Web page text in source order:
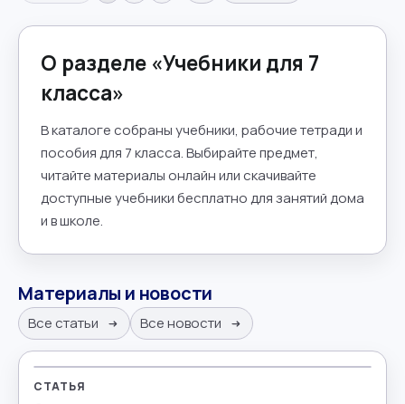
О разделе «Учебники для 7
класса»
В каталоге собраны учебники, рабочие тетради и
пособия для 7 класса. Выбирайте предмет,
читайте материалы онлайн или скачивайте
доступные учебники бесплатно для занятий дома
и в школе.
Материалы и новости
Все статьи Все новости
СТАТЬЯ